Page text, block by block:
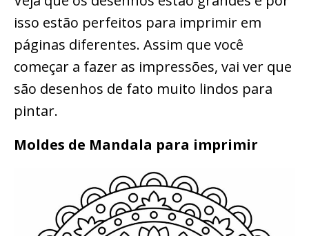
isso estão perfeitos para imprimir em
páginas diferentes. Assim que você
começar a fazer as impressões, vai ver que
são desenhos de fato muito lindos para
pintar.
Moldes de Mandala para imprimir